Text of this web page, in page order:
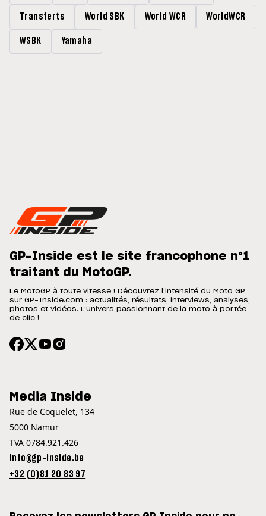
Transferts World SBK World WCR WorldWCR
WSBK Yamaha
GP-Inside est le site francophone n°1
traitant du MotoGP.
Le MotoGP à toute vitesse ! Découvrez l'intensité du Moto GP
sur GP-Inside.com : actualités, résultats, interviews, analyses,
photos et vidéos. L'univers passionnant de la moto à portée
de clic !
Media Inside
Rue de Coquelet, 134
5000 Namur
TVA 0784.921.426
info@gp-inside.be
+32 (0)81 20 83 97